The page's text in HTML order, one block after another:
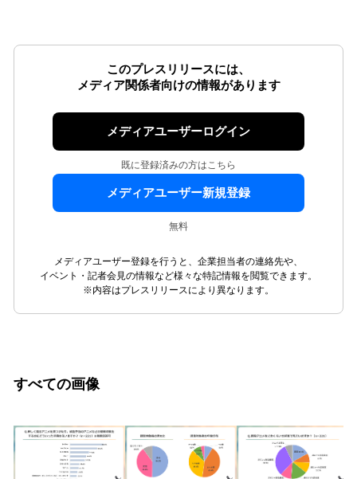
このプレスリリースには、
メディア関係者向けの情報があります
メディアユーザーログイン
既に登録済みの方はこちら
メディアユーザー新規登録
無料
メディアユーザー登録を行うと、企業担当者の連絡先や、
イベント・記者会見の情報など様々な特記情報を閲覧できます。
※内容はプレスリリースにより異なります。
すべての画像